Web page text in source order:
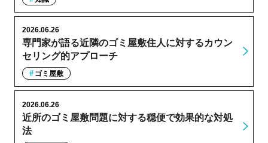
専門家が語る近隣のゴミ屋敷住人に対するカウン
セリング的アプローチ
2026.06.26
ゴミ屋敷
近所のゴミ屋敷問題に対する穏便で効果的な対処
法
2026.06.26